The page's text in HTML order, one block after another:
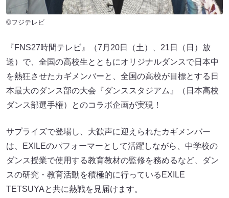
©フジテレビ
『FNS27時間テレビ』（7月20日（土）、21日（日）放
送）で、全国の高校生とともにオリジナルダンスで日本中
を熱狂させたカギメンバーと、全国の高校が目標とする日
本最大のダンス部の大会『ダンススタジアム』（日本高校
ダンス部選手権）とのコラボ企画が実現！
サプライズで登場し、大歓声に迎えられたカギメンバー
は、EXILEのパフォーマーとして活躍しながら、中学校の
ダンス授業で使用する教育教材の監修を務めるなど、ダン
スの研究・教育活動を積極的に行っているEXILE
TETSUYAと共に熱戦を見届けます。